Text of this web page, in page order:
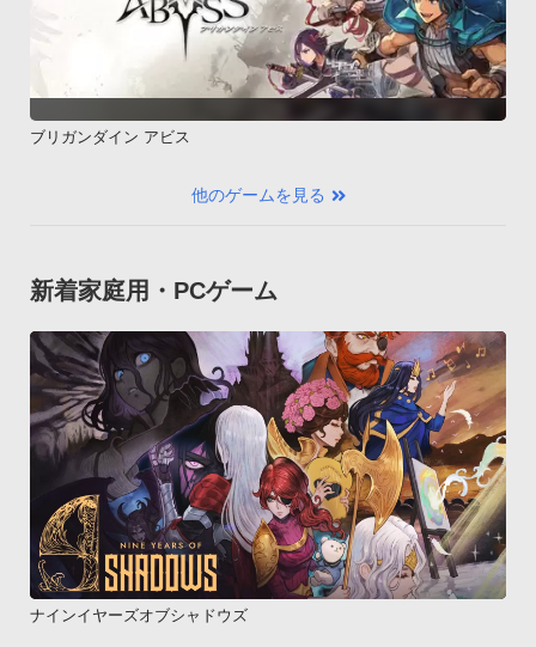
ブリガンダイン アビス
他のゲームを見る
新着家庭用・PCゲーム
ナインイヤーズオブシャドウズ